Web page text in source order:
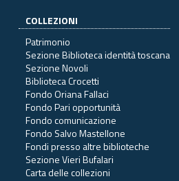
COLLEZIONI
Patrimonio
Sezione Biblioteca identità toscana
Sezione Novoli
Biblioteca Crocetti
Fondo Oriana Fallaci
Fondo Pari opportunità
Fondo comunicazione
Fondo Salvo Mastellone
Fondi presso altre biblioteche
Sezione Vieri Bufalari
Carta delle collezioni